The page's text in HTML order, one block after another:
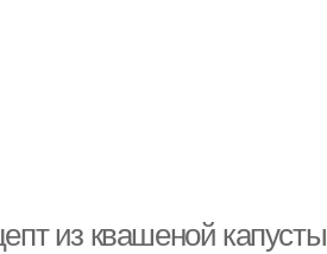
из квашеной капусты